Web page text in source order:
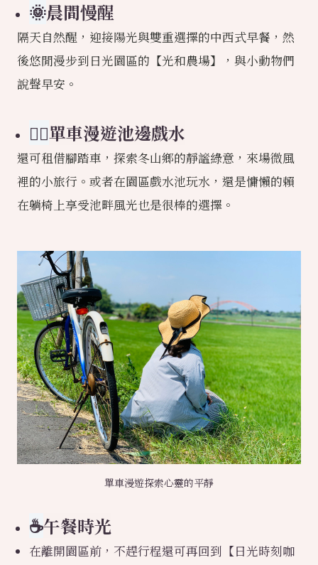
🌞晨間慢醒
隔天自然醒，迎接陽光與雙重選擇的中西式早餐，然
後悠閒漫步到日光園區的【光和農場】，與小動物們
說聲早安。
🚴‍♀️單車漫遊池邊戲水
還可租借腳踏車，探索冬山鄉的靜謐綠意，來場微風
裡的小旅行。或者在園區戲水池玩水，還是慵懶的賴
在躺椅上享受池畔風光也是很棒的選擇。
單車漫遊探索心靈的平靜
☕午餐時光
在離開園區前，不趕行程還可再回到【日光時刻咖